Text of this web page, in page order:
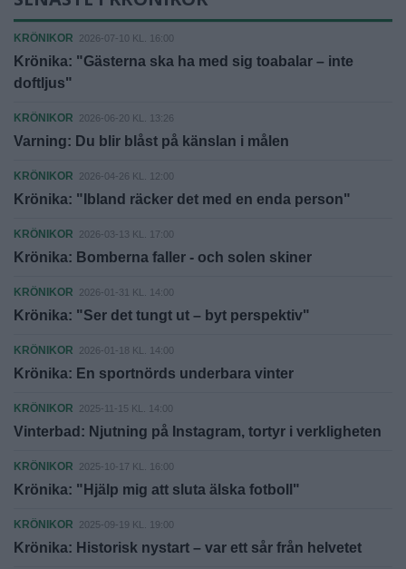
KRÖNIKOR 2026-07-10 KL. 16:00
Krönika: "Gästerna ska ha med sig toabalar – inte
doftljus"
KRÖNIKOR 2026-06-20 KL. 13:26
Varning: Du blir blåst på känslan i målen
KRÖNIKOR 2026-04-26 KL. 12:00
Krönika: "Ibland räcker det med en enda person"
KRÖNIKOR 2026-03-13 KL. 17:00
Krönika: Bomberna faller - och solen skiner
KRÖNIKOR 2026-01-31 KL. 14:00
Krönika: "Ser det tungt ut – byt perspektiv"
KRÖNIKOR 2026-01-18 KL. 14:00
Krönika: En sportnörds underbara vinter
KRÖNIKOR 2025-11-15 KL. 14:00
Vinterbad: Njutning på Instagram, tortyr i verkligheten
KRÖNIKOR 2025-10-17 KL. 16:00
Krönika: "Hjälp mig att sluta älska fotboll"
KRÖNIKOR 2025-09-19 KL. 19:00
Krönika: Historisk nystart – var ett sår från helvetet